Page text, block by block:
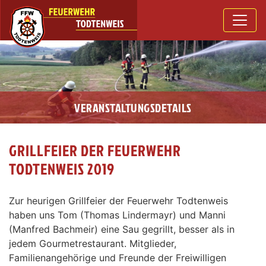
VERANSTALTUNGSDETAILS
GRILLFEIER DER FEUERWEHR
TODTENWEIS 2019
Zur heurigen Grillfeier der Feuerwehr Todtenweis
haben uns Tom (Thomas Lindermayr) und Manni
(Manfred Bachmeir) eine Sau gegrillt, besser als in
jedem Gourmetrestaurant. Mitglieder,
Familienangehörige und Freunde der Freiwilligen